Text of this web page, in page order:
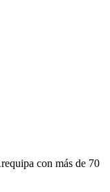
con más de 70